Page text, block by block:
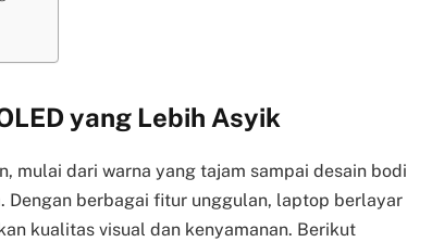
yang Lebih Asyik
mulai dari warna yang tajam sampai desain bodi
Dengan berbagai fitur unggulan, laptop berlayar
kualitas visual dan kenyamanan. Berikut